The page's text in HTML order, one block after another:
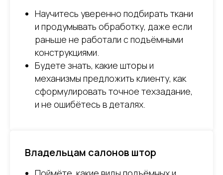
Научитесь уверенно подбирать ткани
и продумывать обработку, даже если
раньше не работали с подъёмными
конструкциями.
Будете знать, какие шторы и
механизмы предложить клиенту, как
сформулировать точное техзадание,
и не ошибётесь в деталях.
Владельцам салонов штор